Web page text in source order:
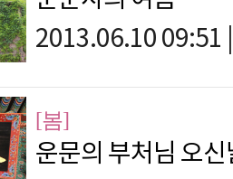
2013.06.10 09:51
[봄]
운문의 부처님 오신